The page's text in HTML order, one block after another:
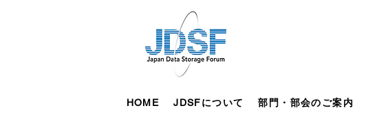
HOME JDSFについて 部門・部会のご案内